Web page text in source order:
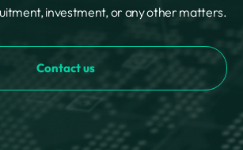
investment, or any other matters.
Contact us